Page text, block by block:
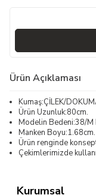
Ürün Açıklaması
Kumaş:ÇİLEK/
Ürün Uzunluk:80cm.
Modelin Bedeni:38/M
Manken Boyu:1.68cm.
Ürün renginde
Çekimlerimizde
Kurumsal